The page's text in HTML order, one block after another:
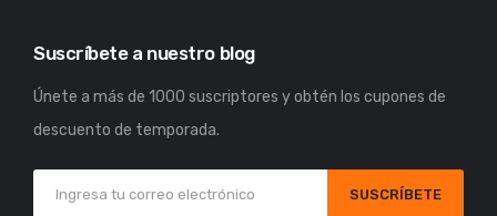
Suscríbete a nuestro blog
Únete a más de 1000 suscriptores y obtén los cupones de
descuento de temporada.
SUSCRÍBETE